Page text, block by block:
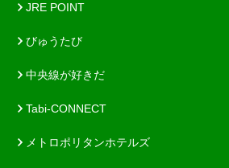
JRE POINT
びゅうたび
中央線が好きだ
Tabi-CONNECT
メトロポリタンホテルズ